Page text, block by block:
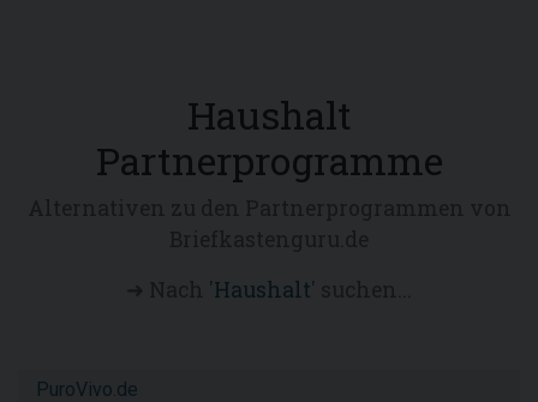
Haushalt
Partnerprogramme
Haushalt
PuroVivo.de